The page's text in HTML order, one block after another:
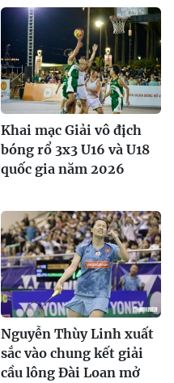
Khai mạc Giải vô địch
bóng rổ 3x3 U16 và U18
quốc gia năm 2026
Nguyễn Thùy Linh xuất
sắc vào chung kết giải
cầu lông Đài Loan mở